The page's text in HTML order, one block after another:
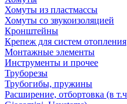
Хомуты из пластмассы
Хомуты со звукоизоляцией
Кронштейны
Крепеж для систем отопления
Монтажные элементы
Инструменты и прочее
Труборезы
Трубогибы, пружины
Расширение, отбортовка (в